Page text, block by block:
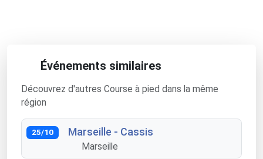
Événements similaires
Découvrez d'autres Course à pied dans la même
région
25/10 Marseille - Cassis
Marseille